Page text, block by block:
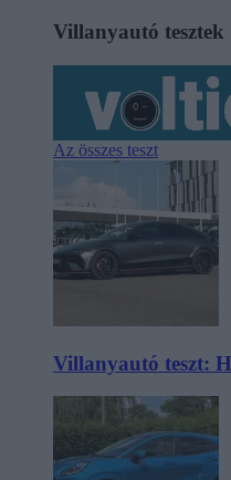
Villanyautó tesztek
Az összes teszt
Villanyautó teszt: